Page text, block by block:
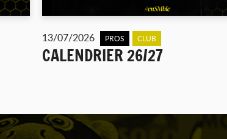
13/07/2026 PROS CLUB
CALENDRIER 26/27